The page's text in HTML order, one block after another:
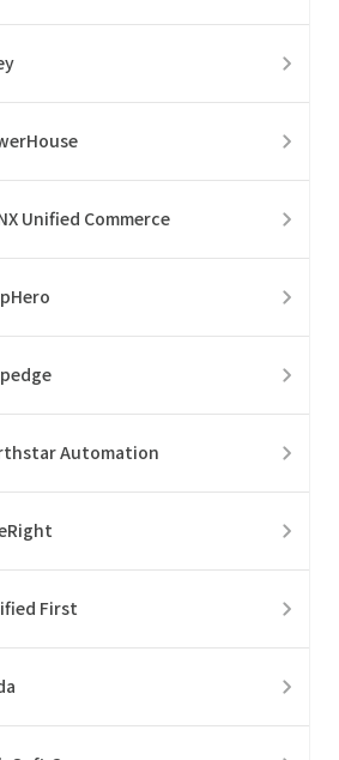
Unified Commerce
Automation
First